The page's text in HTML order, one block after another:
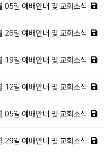
05일 예배안내 및 교회소식
26일 예배안내 및 교회소식
19일 예배안내 및 교회소식
12일 예배안내 및 교회소식
05일 예배안내 및 교회소식
29일 예배안내 및 교회소식